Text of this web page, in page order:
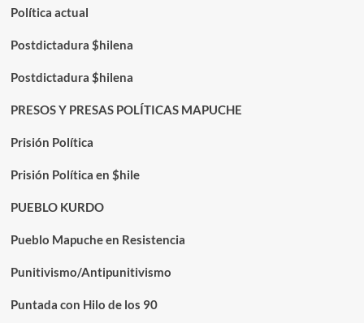
Política actual
Postdictadura $hilena
Postdictadura $hilena
PRESOS Y PRESAS POLÍTICAS MAPUCHE
Prisión Política
Prisión Política en $hile
PUEBLO KURDO
Pueblo Mapuche en Resistencia
Punitivismo/Antipunitivismo
Puntada con Hilo de los 90